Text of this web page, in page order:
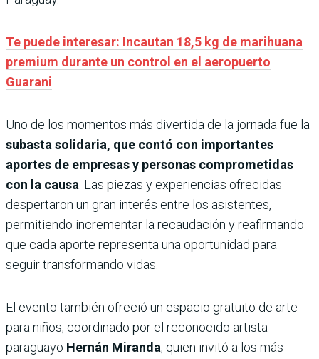
Te puede interesar: Incautan 18,5 kg de marihuana
premium durante un control en el aeropuerto
Guarani
Uno de los momentos más divertida de la jornada fue la
subasta solidaria, que contó con importantes
aportes de empresas y personas comprometidas
con la causa . Las piezas y experiencias ofrecidas
despertaron un gran interés entre los asistentes,
permitiendo incrementar la recaudación y reafirmando
que cada aporte representa una oportunidad para
seguir transformando vidas.
El evento también ofreció un espacio gratuito de arte
para niños, coordinado por el reconocido artista
paraguayo Hernán Miranda, quien invitó a los más